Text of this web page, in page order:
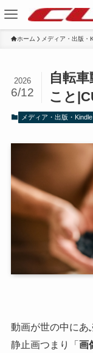
ホーム メディア・出版・
自転
こと
2026
6/12
メディア・出版・Kindle
動画が世の中にあ
静止画つまり「画